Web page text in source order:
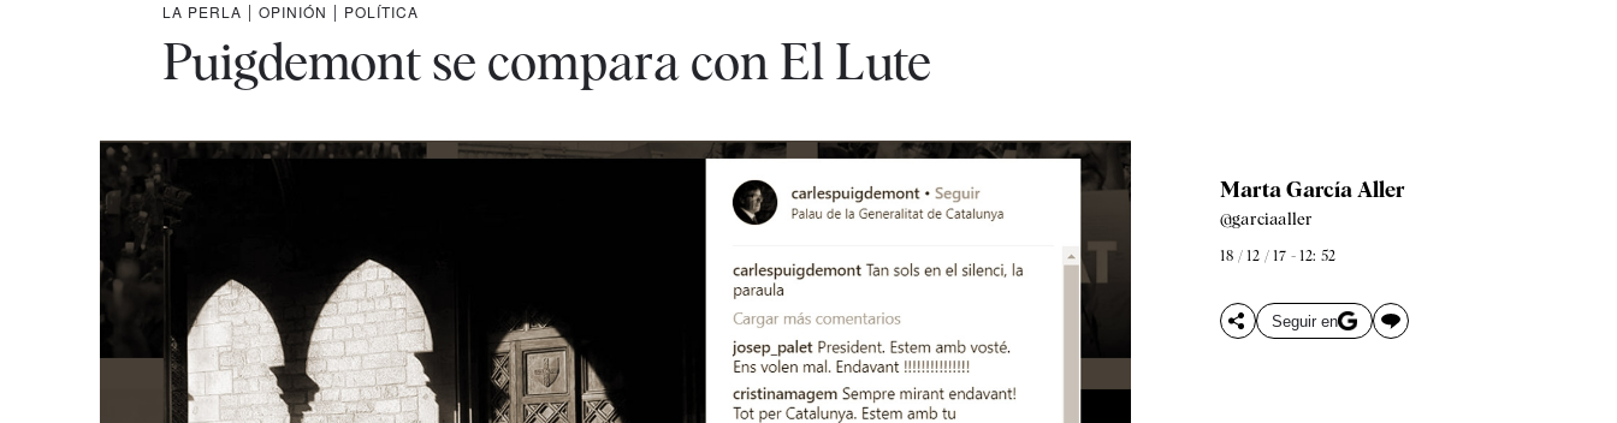
LA PERLA | OPINIÓN | POLÍTICA
Puigdemont se compara con El Lute
Marta García Aller
@garciaaller
18 / 12 / 17 - 12: 52
Seguir en